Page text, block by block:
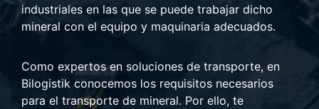
industriales en las que se puede trabajar dicho
mineral con el equipo y maquinaria adecuados.
Como expertos en soluciones de transporte, en
Bilogistik conocemos los requisitos necesarios
para el transporte de mineral. Por ello, te